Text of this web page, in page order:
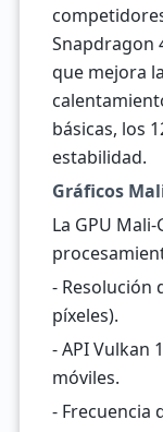
Snapdragon
que mejora
básicas, los
estabilidad.
Gráficos
La GPU
- Resolución
píxeles).
- API Vulkan
móviles.
- Frecuencia